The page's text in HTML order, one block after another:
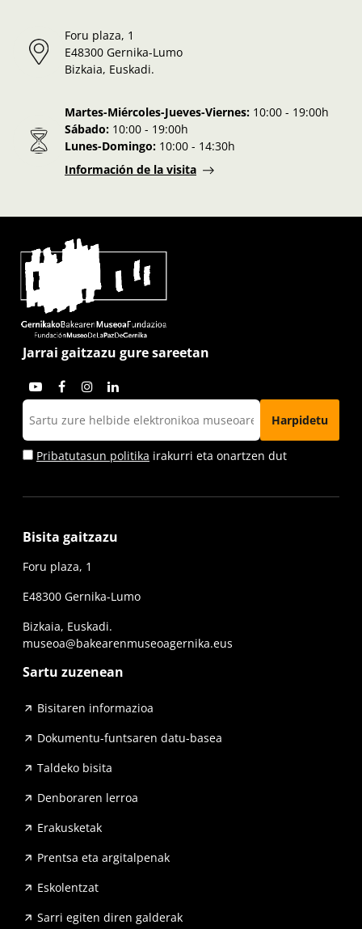
Foru plaza, 1
E48300 Gernika-Lumo
Bizkaia, Euskadi.
Martes-Miércoles-Jueves-Viernes: 10:00 - 19:00h
Sábado: 10:00 - 19:00h
Lunes-Domingo: 10:00 - 14:30h
Información de la visita
Jarrai gaitzazu gure sareetan
Pribatutasun politika irakurri eta onartzen dut
Bisita gaitzazu
Foru plaza, 1
E48300 Gernika-Lumo
Bizkaia, Euskadi.
museoa@bakearenmuseoagernika.eus
Sartu zuzenean
Bisitaren informazioa
Dokumentu-funtsaren datu-basea
Taldeko bisita
Denboraren lerroa
Erakusketak
Prentsa eta argitalpenak
Eskolentzat
Sarri egiten diren galderak